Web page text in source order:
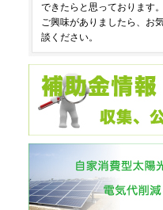
できたらと思っております
ご興味がありましたら、お
談ください。